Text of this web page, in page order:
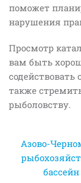
поможет
нарушения
Просмотр
вам быть
также
рыболовству.
Азово-
бассейн